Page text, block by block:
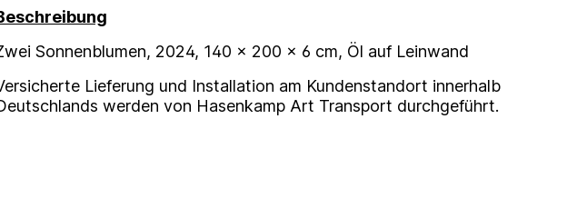
Sonnenblumen, 2024, 140 x 200 x 6 cm, Öl auf Leinwand
Lieferung und Installation am Kundenstandort innerhalb
werden von Hasenkamp Art Transport durchgeführt.